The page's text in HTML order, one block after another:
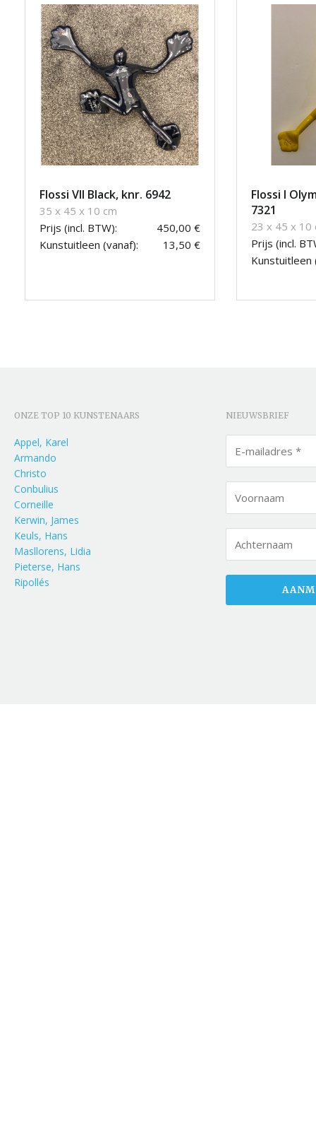
Flossi VII Black, knr. 6942
35 x 45 x 10 cm
Prijs (incl. BTW):
450,00 €
Kunstuitleen (vanaf):
13,50 €
Flossi I
7321
23 x 45 x 10
Prijs (incl.
Kunstuitleen
ONZE TOP 10 KUNSTENAARS
Appel, Karel
Armando
Christo
Conbulius
Corneille
Kerwin, James
Keuls, Hans
Masllorens, Lidia
Pieterse, Hans
Ripollés
NIEUWSBRIEF